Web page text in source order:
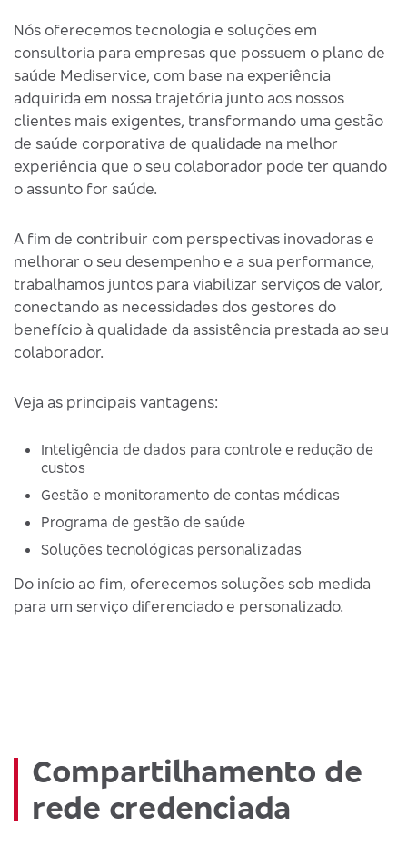
Nós oferecemos tecnologia e soluções em
consultoria para empresas que possuem o plano de
saúde Mediservice, com base na experiência
adquirida em nossa trajetória junto aos nossos
clientes mais exigentes, transformando uma gestão
de saúde corporativa de qualidade na melhor
experiência que o seu colaborador pode ter quando
o assunto for saúde.
A fim de contribuir com perspectivas inovadoras e
melhorar o seu desempenho e a sua performance,
trabalhamos juntos para viabilizar serviços de valor,
conectando as necessidades dos gestores do
benefício à qualidade da assistência prestada ao seu
colaborador.
Veja as principais vantagens:
Inteligência de dados para controle e redução de
custos
Gestão e monitoramento de contas médicas
Programa de gestão de saúde
Soluções tecnológicas personalizadas
Do início ao fim, oferecemos soluções sob medida
para um serviço diferenciado e personalizado.
Compartilhamento de
rede credenciada